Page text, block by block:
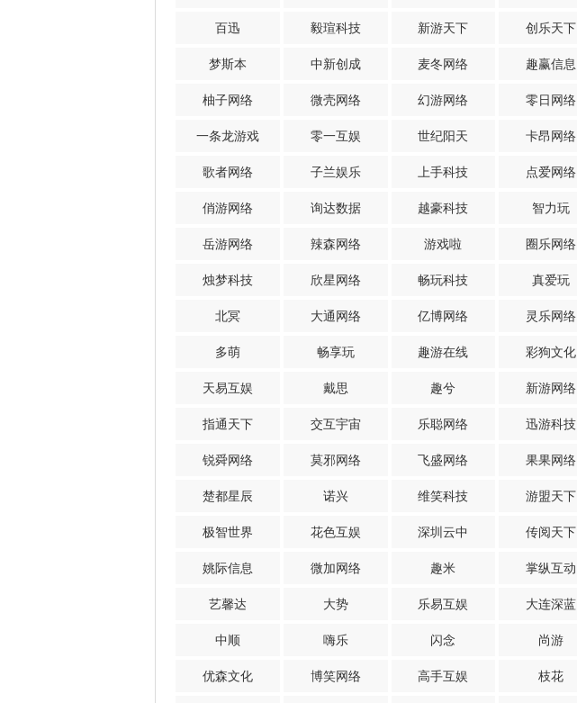
百迅 毅瑄科技 新游天下 创乐天下
梦斯本 中新创成 麦冬网络 趣赢信息
柚子网络 微壳网络 幻游网络 零日网络
一条龙游戏 零一互娱 世纪阳天 卡昂网络
歌者网络 子兰娱乐 上手科技 点爱网络
俏游网络 询达数据 越豪科技 智力玩
岳游网络 辣森网络 游戏啦 圈乐网络
烛梦科技 欣星网络 畅玩科技 真爱玩
北冥 大通网络 亿博网络 灵乐网络
多萌 畅享玩 趣游在线 彩狗文化
天易互娱 戴思 趣兮 新游网络
指通天下 交互宇宙 乐聪网络 迅游科技
锐舜网络 莫邪网络 飞盛网络 果果网络
楚都星辰 诺兴 维笑科技 游盟天下
极智世界 花色互娱 深圳云中 传阅天下
姚际信息 微加网络 趣米 掌纵互动
艺馨达 大势 乐易互娱 大连深蓝
中顺 嗨乐 闪念 尚游
优森文化 博笑网络 高手互娱 枝花